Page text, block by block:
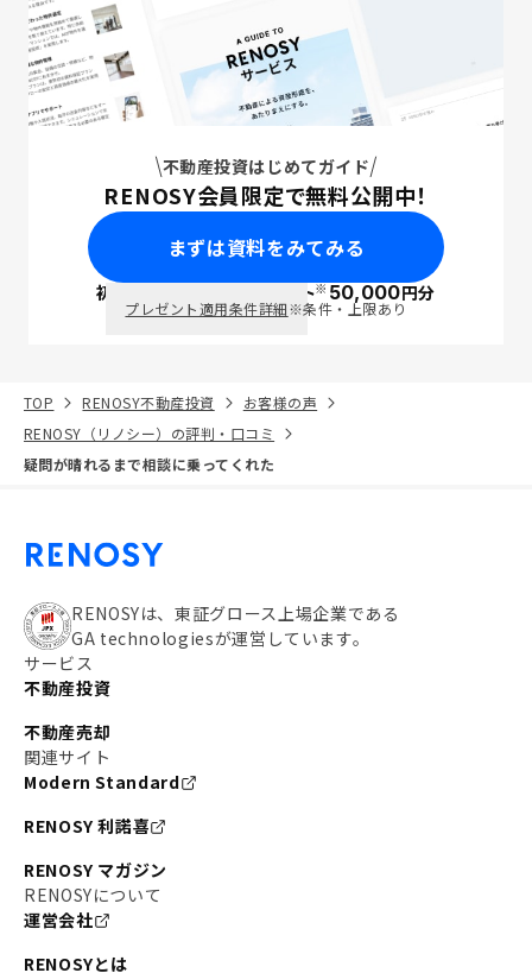
不動産投資はじめてガイド
RENOSY会員限定で無料公開中！
まずは資料をみてみる
初回面談で ポイント※50,000円分
プレゼント適用条件詳細※条件・上限あり
TOP RENOSY不動産投資
お客様の声
RENOSY（リノシー）の評判・口コミ
疑問が晴れるまで相談に乗ってくれた
RENOSYは、東証グロース上場企業である
GA technologiesが運営しています。
サービス
不動産投資
不動産売却
関連サイト
Modern Standard
RENOSY 利諾喜
RENOSY マガジン
RENOSYについて
運営会社
RENOSYとは